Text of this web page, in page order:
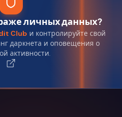
личных данных?
Club и контролируйте свой
даркнета и оповещения о
активности.